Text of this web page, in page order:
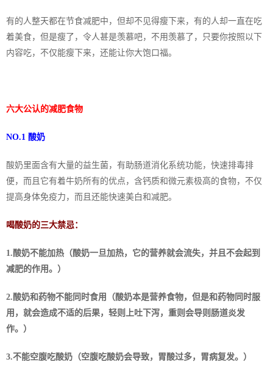
有的人整天都在节食减肥中，但却不见得瘦下来，有的人却一直在吃
着美食，但是瘦了，令人甚是羡慕吧，不用羡慕了，只要你按照以下
内容吃，不仅能瘦下来，还能让你大饱口福。
六大公认的减肥食物
NO.1 酸奶
酸奶里面含有大量的益生菌，有助肠道消化系统功能，快速排毒排
便，而且它有着牛奶所有的优点，含钙质和微元素极高的食物，不仅
提高身体免疫力，而且还能快速美白和减肥。
喝酸奶的三大禁忌：
1.酸奶不能加热（酸奶一旦加热，它的营养就会流失，并且不会起到
减肥的作用。）
2.酸奶和药物不能同时食用（酸奶本是营养食物，但是和药物同时服
用，就会造成不适的后果，轻则上吐下泻，重则会导则肠道炎发
作。）
3.不能空腹吃酸奶（空腹吃酸奶会导致，胃酸过多，胃病复发。）